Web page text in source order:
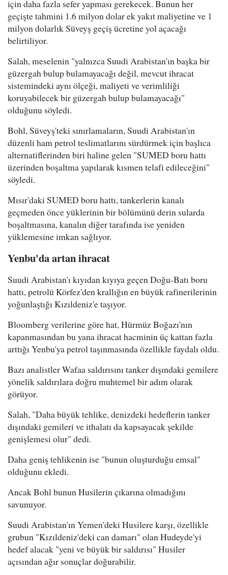
için daha fazla sefer yapması gerekecek. Bunun her
geçişte tahmini 1.6 milyon dolar ek yakıt maliyetine ve 1
milyon dolarlık Süveyş geçiş ücretine yol açacağı
belirtiliyor.
Salah, meselenin "yalnızca Suudi Arabistan'ın başka bir
güzergah bulup bulamayacağı değil, mevcut ihracat
sistemindeki aynı ölçeği, maliyeti ve verimliliği
koruyabilecek bir güzergah bulup bulamayacağı"
olduğunu söyledi.
Bohl, Süveyş'teki sınırlamaların, Suudi Arabistan'ın
düzenli ham petrol teslimatlarını sürdürmek için başlıca
alternatiflerinden biri haline gelen "SUMED boru hattı
üzerinden boşaltma yapılarak kısmen telafi edileceğini"
söyledi.
Mısır'daki SUMED boru hattı, tankerlerin kanalı
geçmeden önce yüklerinin bir bölümünü derin sularda
boşaltmasına, kanalın diğer tarafında ise yeniden
yüklemesine imkan sağlıyor.
Yenbu'da artan ihracat
Suudi Arabistan'ı kıyıdan kıyıya geçen Doğu-Batı boru
hattı, petrolü Körfez'den krallığın en büyük rafinerilerinin
yoğunlaştığı Kızıldeniz'e taşıyor.
Bloomberg verilerine göre hat, Hürmüz Boğazı'nın
kapanmasından bu yana ihracat hacminin üç kattan fazla
arttığı Yenbu'ya petrol taşınmasında özellikle faydalı oldu.
Bazı analistler Wafaa saldırısını tanker dışındaki gemilere
yönelik saldırılara doğru muhtemel bir adım olarak
görüyor.
Salah, "Daha büyük tehlike, denizdeki hedeflerin tanker
dışındaki gemileri ve ithalatı da kapsayacak şekilde
genişlemesi olur" dedi.
Daha geniş tehlikenin ise "bunun oluşturduğu emsal"
olduğunu ekledi.
Ancak Bohl bunun Husilerin çıkarına olmadığını
savunuyor.
Suudi Arabistan'ın Yemen'deki Husilere karşı, özellikle
grubun "Kızıldeniz'deki can damarı" olan Hudeyde'yi
hedef alacak "yeni ve büyük bir saldırısı" Husiler
açısından ağır sonuçlar doğurabilir.